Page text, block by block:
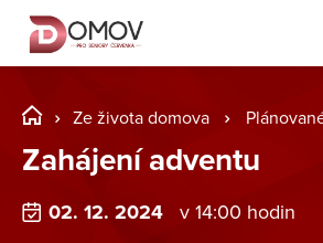
Ze života domova
Zahájení adventu
02. 12. 2024 v 14:00 hodin